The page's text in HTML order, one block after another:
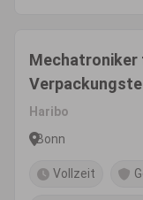
Mechatroniker
Haribo
Bonn
Vollzeit